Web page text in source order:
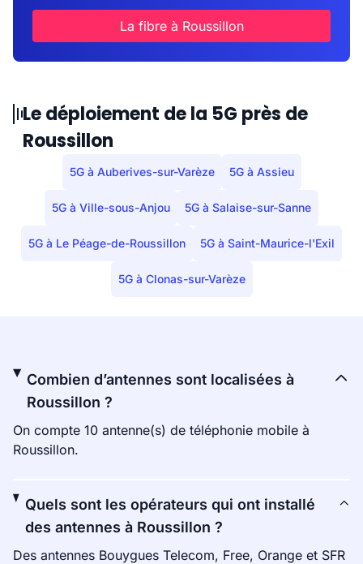
La fibre à Roussillon
Le déploiement de la 5G près de
Roussillon
5G à Auberives-sur-Varèze 5G à Assieu
5G à Ville-sous-Anjou 5G à Salaise-sur-Sanne
5G à Le Péage-de-Roussillon 5G à Saint-Maurice-l'Exil
5G à Clonas-sur-Varèze
Combien d’antennes sont localisées à
Roussillon ?
On compte 10 antenne(s) de téléphonie mobile à
Roussillon.
Quels sont les opérateurs qui ont installé
des antennes à Roussillon ?
Des antennes Bouygues Telecom, Free, Orange et SFR